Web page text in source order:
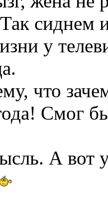
сиднем
у
что
Смог
А вот